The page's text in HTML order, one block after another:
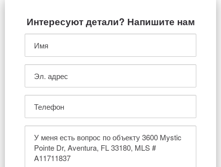
Интересуют детали? Напишите нам